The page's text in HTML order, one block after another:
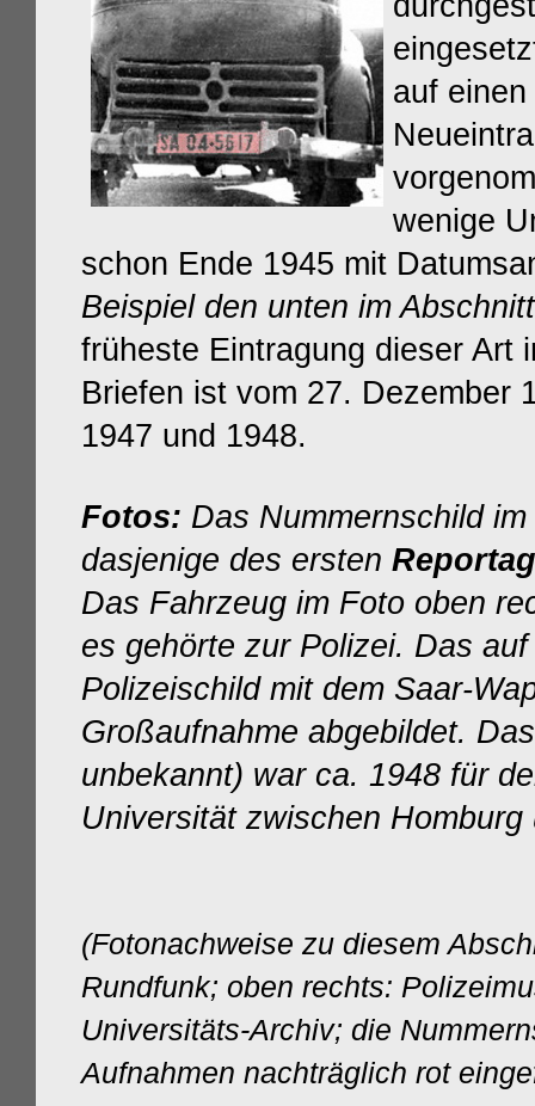
auf
wenige
schon Ende 1945 mit
Beispiel den unten im
früheste Eintragung dieser Art
Briefen ist vom 27. Dezember
1947 und 1948.
Fotos: Das Nummernschild
dasjenige des ersten
Das Fahrzeug im Foto oben
es gehörte zur Polizei. Das
Polizeischild mit dem Saar-
Großaufnahme abgebildet.
unbekannt) war ca. 1948 für
Universität zwischen
(Fotonachweise zu diesem
Rundfunk; oben rechts:
Universitäts-Archiv; die
Aufnahmen nachträglich rot